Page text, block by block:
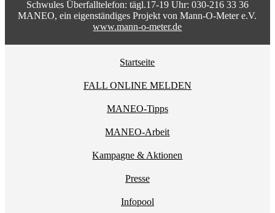
Schwules Überfalltelefon: tägl.17-19 Uhr: 030-216 33 36
MANEO, ein eigenständiges Projekt von Mann-O-Meter e.V.
www.mann-o-meter.de
Startseite
FALL ONLINE MELDEN
MANEO-Tipps
MANEO-Arbeit
Kampagne & Aktionen
Presse
Infopool